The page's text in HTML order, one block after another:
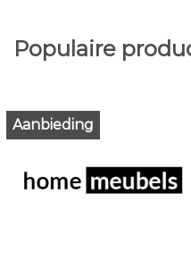
Populaire
Aanbieding